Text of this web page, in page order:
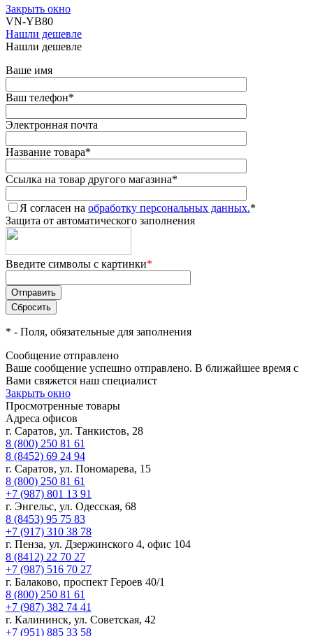
Закрыть окно
VN-YB80
Нашли дешевле
Нашли дешевле
Ваше имя
Ваш телефон*
Электронная почта
Название товара*
Ссылка на товар другого магазина*
Я согласен на обработку персональных данных.*
Защита от автоматического заполнения
Введите символы с картинки*
* - Поля, обязательные для заполнения
Сообщение отправлено
Ваше сообщение успешно отправлено. В ближайшее время с
Вами свяжется наш специалист
Закрыть окно
Просмотренные товары
Адреса офисов
г. Саратов, ул. Танкистов, 28
8 (800) 250 81 61
8 (8452) 69 24 94
г. Саратов, ул. Пономарева, 15
8 (800) 250 81 61
+7 (987) 801 13 91
г. Энгельс, ул. Одесская, 68
8 (8453) 95 75 83
+7 (917) 310 38 78
г. Пенза, ул. Дзержинского 4, офис 104
8 (8412) 22 70 27
+7 (987) 516 70 27
г. Балаково, проспект Героев 40/1
8 (800) 250 81 61
+7 (987) 382 74 41
г. Калининск, ул. Советская, 42
+7 (951) 885 33 58